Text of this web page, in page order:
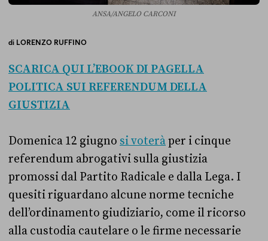
ANSA/ANGELO CARCONI
di LORENZO RUFFINO
SCARICA QUI L’EBOOK DI PAGELLA
POLITICA SUI REFERENDUM DELLA
GIUSTIZIA
Domenica 12 giugno si voteràper i cinque
referendum abrogativi sulla giustizia
promossi dal Partito Radicale e dalla Lega. I
quesiti riguardano alcune norme tecniche
dell’ordinamento giudiziario, come il ricorso
alla custodia cautelare o le firme necessarie